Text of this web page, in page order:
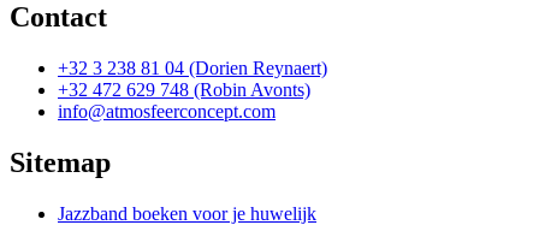
Contact
+32 3 238 81 04 (Dorien Reynaert)
+32 472 629 748 (Robin Avonts)
info@atmosfeerconcept.com
Sitemap
Jazzband boeken voor je huwelijk